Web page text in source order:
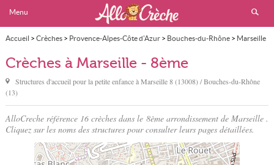
Menu
Accueil > Crèches> Provence-Alpes-Côte d'Azur> Bouches-du-Rhône> Marseille
>8ème
Crèches à Marseille - 8ème
Structures d'accueil pour la petite enfance àMarseille8 (13008) / Bouches-du-Rhône
(13)
AlloCreche référence 16 crèches dans le 8ème arrondissement de Marseille .
Cliquez sur les noms des structures pour consulter leurs pages détaillées.